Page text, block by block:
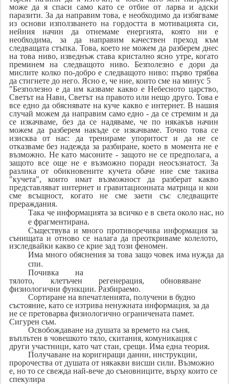
може да я спаси само като се отбие от ларва и адски
паразити. За да направим това, е необходимо да избягваме
из основи използването на гордостта в мотивацията си,
нейния начин да отнемаме енергията, която ни е
необходима, за да направим качествен преход към
следващата стъпка. Това, което не можем да разберем днес
на това ниво, изведнъж става кристално ясно утре, когато
преминем на следващото ниво. Безполезно е дори да
мислите колко по-добро е следващото ниво: първо трябва
да стигнете до него. Ясно е, че ние, които сме на минус 5
"Безполезно е да им казваме какво е Небесното царство,
Светът на Нави, Светът на правото или нещо друго. Това е
все едно да обяснявате на куче какво е интернет. В нашия
случай можем да направим само едно - да се стремим и да
се изкачваме, без да се надяваме, че по някакъв начин
можем да разберем накъде се изкачваме. Точно това се
изисква от нас: да тренираме упоритост и да не се
отказваме без надежда за разбиране, което в момента не е
възможно. Не като масоните - защото не се предполага, а
защото все още не е възможно поради неосъзнатост. За
разлика от обикновените кучета обаче ние сме такива
"кучета", които имат възможност да разберат какво
представляват интернет и гравитационната матрица и кои
сме всъщност, когато не сме заети със следващите
прераждания.
Така че информацията за всичко е в света около нас, но
е фрагментирана.
Съществува и много противоречива информация за
сънищата и отново се налага да преоткриваме колелото,
изследвайки какво се крие зад този феномен.
Има много обяснения за това защо човек има нужда да
спи.
Почивка на
тялото, клетъчен регенерация, обновяване
физиологични функции. Разбираемо.
Сортиране на впечатленията, получени в будно
състояние, като се изтрива ненужната информация, за да
не се претоварва физиологично ограничената памет.
Сигурен съм.
Освобождаване на душата за времето на съня,
въплътен в човешкото тяло, скитания, комуникация с
други участници, като чат стаи, срещи. Има една теория.
Получаване на коригиращи данни, инструкции,
пророчества от душата от някакви висши сили. Възможно
е, но то се свежда най-вече до съновниците, върху които се
спекулира